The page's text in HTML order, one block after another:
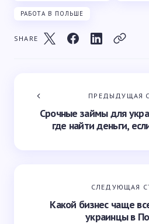
РАБОТА В ПОЛЬШЕ
SHARE
ПРЕДЫДУЩАЯ
Срочные займы для
где найти деньги,
СЛЕДУЮЩАЯ
Какой бизнес чаще
украинцы в